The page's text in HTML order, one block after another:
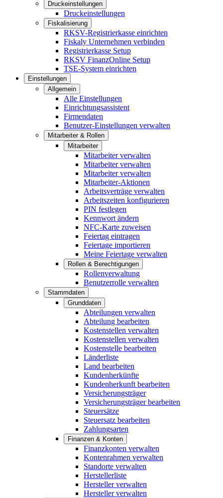
Druckeinstellungen
Druckeinstellungen
Fiskalisierung
RKSV-Registrierkasse einrichten
Fiskaly Unternehmen verbinden
Registrierkasse Setup
RKSV FinanzOnline Setup
TSE-System einrichten
Einstellungen
Allgemein
Alle Einstellungen
Einrichtungsassistent
Firmendaten
Benutzer-Einstellungen verwalten
Mitarbeiter & Rollen
Mitarbeiter
Mitarbeiter verwalten
Mitarbeiter verwalten
Mitarbeiter verwalten
Mitarbeiter-Aktionen
Arbeitsverträge verwalten
Arbeitszeiten konfigurieren
PIN festlegen
Kennwort ändern
NFC-Karte zuweisen
Feiertag eintragen
Feiertage importieren
Meine Feiertage verwalten
Rollen & Berechtigungen
Rollenverwaltung
Benutzerrolle verwalten
Stammdaten
Grunddaten
Abteilungen verwalten
Abteilung bearbeiten
Kostenstellen verwalten
Kostenstellen verwalten
Kostenstelle bearbeiten
Länderliste
Land bearbeiten
Kundenherkünfte
Kundenherkunft bearbeiten
Versicherungsträger
Versicherungsträger bearbeiten
Steuersätze
Steuersatz bearbeiten
Zahlungsarten
Finanzen & Konten
Finanzkonten verwalten
Kontenrahmen verwalten
Standorte verwalten
Herstellerliste
Hersteller verwalten
Hersteller verwalten